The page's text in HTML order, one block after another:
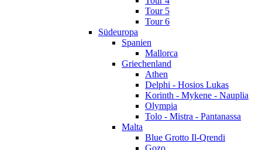
Tour 5
Tour 6
Südeuropa
Spanien
Mallorca
Griechenland
Athen
Delphi - Hosios Lukas
Korinth - Mykene - Nauplia
Olympia
Tolo - Mistra - Pantanassa
Malta
Blue Grotto Il-Qrendi
Gozo